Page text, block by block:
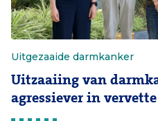
Uitgezaaide darmkanker
Uitzaaiing van
agressiever in